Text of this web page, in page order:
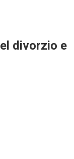
divorzio e